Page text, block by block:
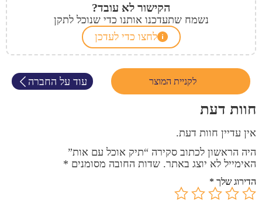
הקישור לא עובד?
נשמח שתעדכנו אותנו כדי שנוכל לתקן
לחצו כדי לעדכן
לקניית המוצר עוד על החברה
חוות דעת
אין עדיין חוות דעת.
היה הראשון לכתוב סקירה “תיק אוכל עם אות”
האימייל לא יוצג באתר. שדות החובה מסומנים *
הדירוג שלך *